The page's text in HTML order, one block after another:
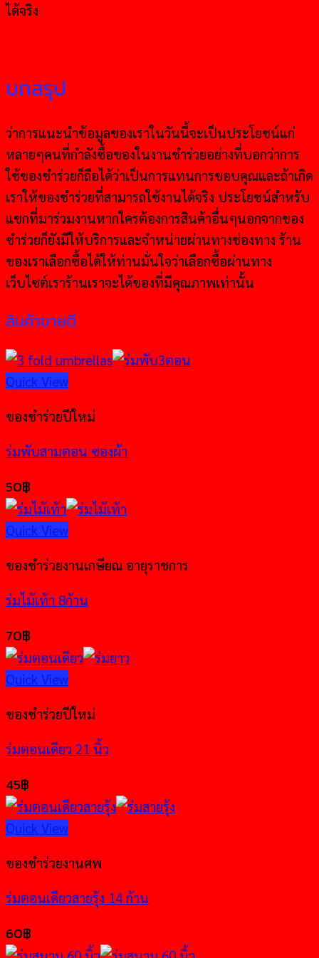
ได้จริง
บทสรุป
ว่าการแนะนำข้อมูลของเราในวันนี้จะเป็นประโยชน์แก่
หลายๆคนที่กำลังซื้อของในงานชำร่วยอย่างที่บอกว่าการ
ใช้ของชำร่วยก็ถือได้ว่าเป็นการแทนการขอบคุณและถ้าเกิด
เราให้ของชำร่วยที่สามารถใช้งานได้จริง ประโยชน์สำหรับ
แขกที่มาร่วมงานหากใครต้องการสินค้าอื่นๆนอกจากของ
ชำร่วยก็ยังมีให้บริการและจำหน่ายผ่านทางช่องทาง ร้าน
ของเราเลือกซื้อได้ให้ท่านมั่นใจว่าเลือกซื้อผ่านทาง
เว็บไซต์เราร้านเราจะได้ของที่มีคุณภาพเท่านั้น
สินค้าขายดี
Quick View
ของชำร่วยปีใหม่
ร่มพับสามตอน ซองผ้า
50฿
Quick View
ของชำร่วยงานเกษียณ อายุราชการ
ร่มไม้เท้า 8ก้าน
70฿
Quick View
ของชำร่วยปีใหม่
ร่มตอนเดียว 21 นิ้ว
45฿
Quick View
ของชำร่วยงานศพ
ร่มตอนเดียวสายรุ้ง 14 ก้าน
60฿